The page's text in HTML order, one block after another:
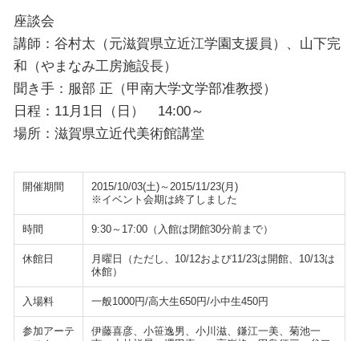
座談会
講師：谷村太（元滋賀県立近江学園支援員）、山下完
和（やまなみ工房施設長）
聞き手：服部 正（甲南大学文学部准教授）
日程：11月1日（日） 14:00～
場所：滋賀県立近代美術館講堂
開催期間
2015/10/03(土)～2015/11/23(月)
※イベント会期は終了しました
時間 9:30～17:00（入館は閉館30分前まで）
休館日
月曜日（ただし、10/12および11/23は開館、10/13は
休館）
入場料 一般1000円/高大生650円/小中生450円
参加アーテ
伊藤喜彦、小笹逸男、小川滋、鎌江一美、菊池一